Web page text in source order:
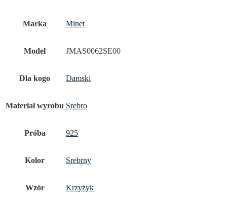
Marka Minet
Model JMAS0062SE00
Dla kogo Damski
Materiał wyrobu Srebro
Próba 925
Kolor Srebrny
Wzór Krzyżyk